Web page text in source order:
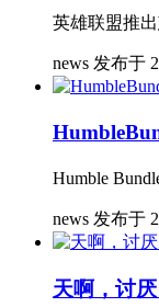
英雄联盟推
news 发布于
Humble
news 发布于
天啊，讨